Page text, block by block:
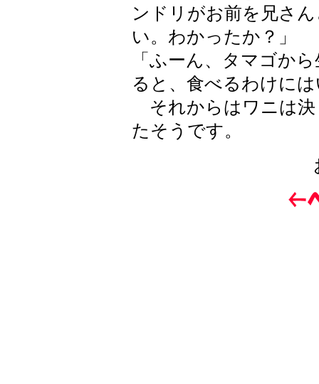
ンドリがお前を兄さ
い。わかったか？」
「ふーん、タマゴか
ると、食べるわけに
それからはワニは決
たそうです。